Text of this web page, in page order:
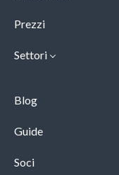
Prezzi
Settori
Blog
Guide
Soci